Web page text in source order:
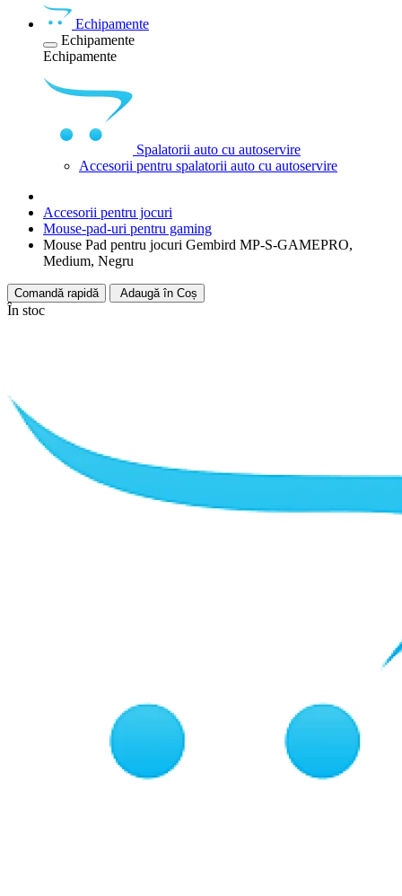
Echipamente
Echipamente
Echipamente
Spalatorii auto cu autoservire
Accesorii pentru spalatorii auto cu autoservire
Accesorii pentru jocuri
Mouse-pad-uri pentru gaming
Mouse Pad pentru jocuri Gembird MP-S-GAMEPRO,
Medium, Negru
Comandă rapidă Adaugă în Coș
În stoc